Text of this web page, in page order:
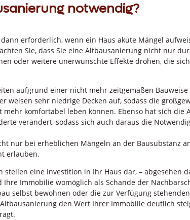
notwendig?
erforderlich, wenn ein Haus akute Mängel
Sie, dass Sie eine Altbausanierung nicht nur
oder weitere unerwünschte Effekte drohen, die
aufgrund einer nicht mehr zeitgemäßen
weisen sehr niedrige Decken auf, sodass die
komfortabel leben können. Ebenso hat sich die
verändert, sodass sich auch daraus die
nur bei erheblichen Mängeln an der Bausubstanz
erlauben.
stellen eine Investition in Ihr Haus dar, – abgesehen
Ihre Immobilie womöglich als Schande der
selbst bewohnen oder die zur Verfügung
den Wert Ihrer Immobilie deutlich